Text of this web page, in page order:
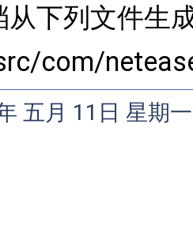
下列文件生
com/
五月 11日 星期